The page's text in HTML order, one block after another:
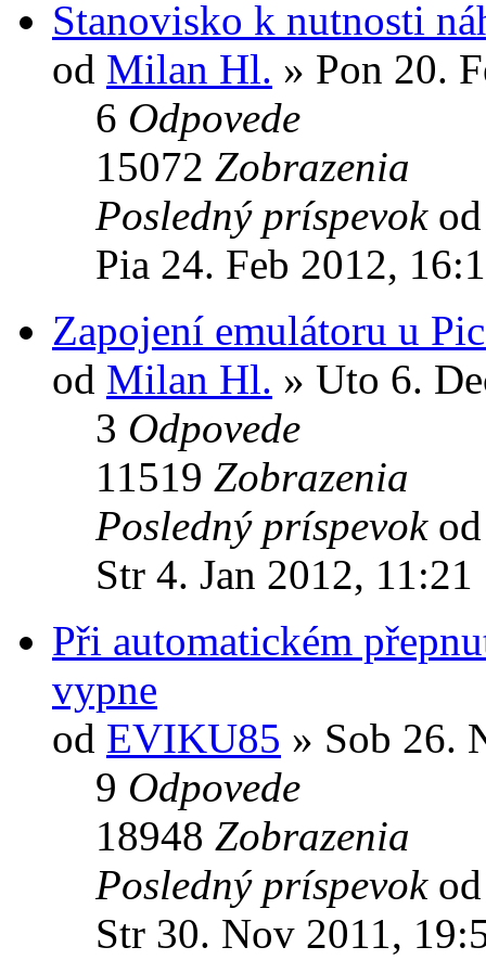
Stanovisko k nutnosti
od Milan Hl. » Pon 20.
6 Odpovede
15072 Zobrazenia
Posledný príspevok
Pia 24. Feb 2012,
Zapojení emulátoru u
od Milan Hl. » Uto 6.
3 Odpovede
11519 Zobrazenia
Posledný príspevok
Str 4. Jan 2012, 11:21
Při automatickém
vypne
od EVIKU85 » Sob 26.
9 Odpovede
18948 Zobrazenia
Posledný príspevok
Str 30. Nov 2011,